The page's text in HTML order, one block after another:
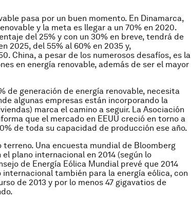
pasa por un buen momento. En Dinamarca,
y la meta es llegar a un 70% en 2020.
del 25% y con un 30% en breve, tendrá de
2025, del 55% al 60% en 2035 y,
China, a pesar de los numerosos desafíos, es la
en energía renovable, además de ser el mayor
de generación de energía renovable, necesita
algunas empresas están incorporando la
marca el camino a seguir. La Asociación
que el mercado en EEUU creció en torno a
de toda su capacidad de producción ese año.
terreno. Una encuesta mundial de Bloomberg
plano internacional en 2014 (según lo
de Energía Eólica Mundial prevé que 2014
también para la energía eólica, con
de 2013 y por lo menos 47 gigavatios de